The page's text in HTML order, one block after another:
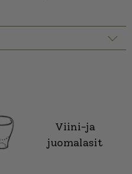
Viini-ja
juomalasit